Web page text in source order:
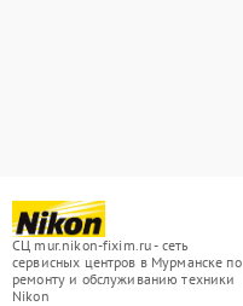
СЦ mur.nikon-fixim.ru - сеть
сервисных центров в Мурманске по
ремонту и обслуживанию техники
Nikon